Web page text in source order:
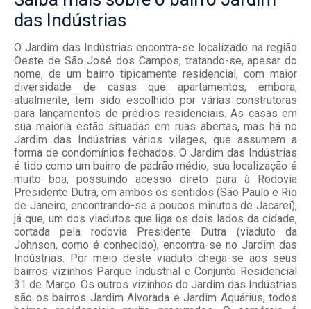
das Indústrias
O Jardim das Indústrias encontra-se localizado na região
Oeste de São José dos Campos, tratando-se, apesar do
nome, de um bairro tipicamente residencial, com maior
diversidade de casas que apartamentos, embora,
atualmente, tem sido escolhido por várias construtoras
para lançamentos de prédios residenciais. As casas em
sua maioria estão situadas em ruas abertas, mas há no
Jardim das Indústrias vários vilages, que assumem a
forma de condomínios fechados. O Jardim das Indústrias
é tido como um bairro de padrão médio, sua localização é
muito boa, possuindo acesso direto para à Rodovia
Presidente Dutra, em ambos os sentidos (São Paulo e Rio
de Janeiro, encontrando-se a poucos minutos de Jacareí),
já que, um dos viadutos que liga os dois lados da cidade,
cortada pela rodovia Presidente Dutra (viaduto da
Johnson, como é conhecido), encontra-se no Jardim das
Indústrias. Por meio deste viaduto chega-se aos seus
bairros vizinhos Parque Industrial e Conjunto Residencial
31 de Março. Os outros vizinhos do Jardim das Indústrias
são os bairros Jardim Alvorada e Jardim Aquárius, todos